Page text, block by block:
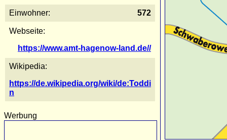
Einwohner: 572
Webseite:
https://www.amt-hagenow-land.de//
Wikipedia:
https://de.wikipedia.org/wiki/de:Toddi
n
Werbung